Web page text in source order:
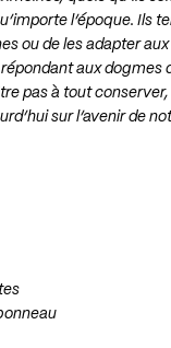
l’époque. Ils
ou de les adapter
répondant aux dogmes
pas à tout conserver,
sur l’avenir de